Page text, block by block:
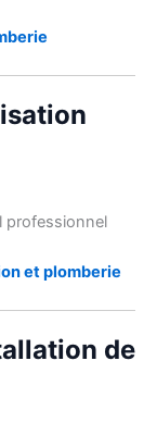
professionnel
et plomberie
de